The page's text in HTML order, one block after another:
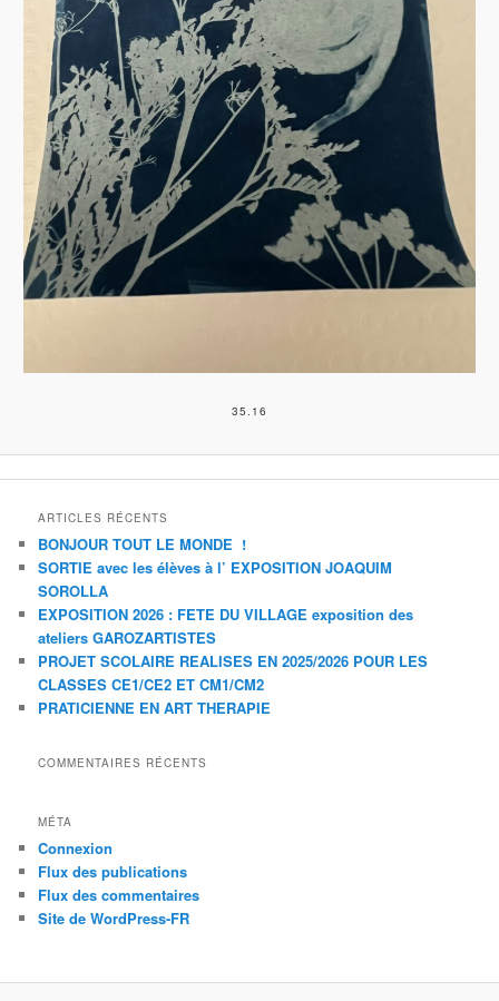
35.16
ARTICLES RÉCENTS
BONJOUR TOUT LE MONDE !
SORTIE avec les élèves à l’ EXPOSITION JOAQUIM
SOROLLA
EXPOSITION 2026 : FETE DU VILLAGE exposition des
ateliers GAROZARTISTES
PROJET SCOLAIRE REALISES EN 2025/2026 POUR LES
CLASSES CE1/CE2 ET CM1/CM2
PRATICIENNE EN ART THERAPIE
COMMENTAIRES RÉCENTS
MÉTA
Connexion
Flux des publications
Flux des commentaires
Site de WordPress-FR